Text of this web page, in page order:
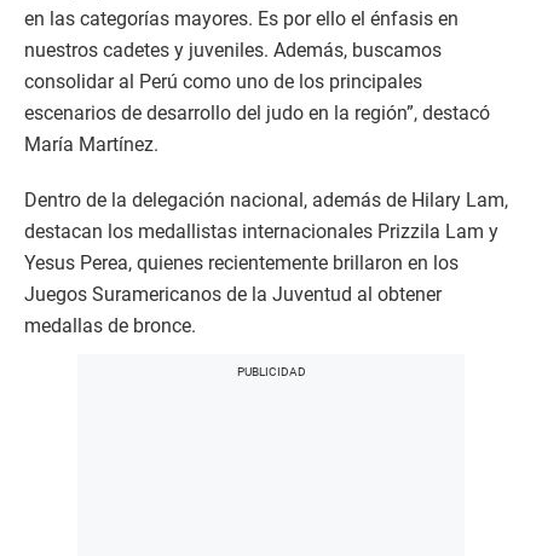
en las categorías mayores. Es por ello el énfasis en
nuestros cadetes y juveniles. Además, buscamos
consolidar al Perú como uno de los principales
escenarios de desarrollo del judo en la región”, destacó
María Martínez.
Dentro de la delegación nacional, además de Hilary Lam,
destacan los medallistas internacionales Prizzila Lam y
Yesus Perea, quienes recientemente brillaron en los
Juegos Suramericanos de la Juventud al obtener
medallas de bronce.